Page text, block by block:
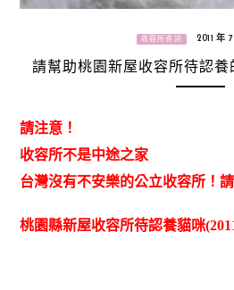
收容所資訊 2011 年
請幫助桃園新屋收容所待認養
請注意！
收容所不是中途之家
台灣沒有不安樂的公立收容所！
桃園縣新屋收容所待認養貓咪